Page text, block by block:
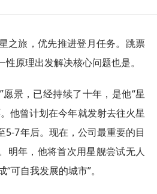
之旅，优先推进登月任务。跳票
原理出发解决核心问题也是。
愿景，已经持续了十年，是他“星
他曾计划在今年就发射去往火星
5-7年后。现在，公司最重要的目
明年，他将首次用星舰尝试无人
可自我发展的城市”。